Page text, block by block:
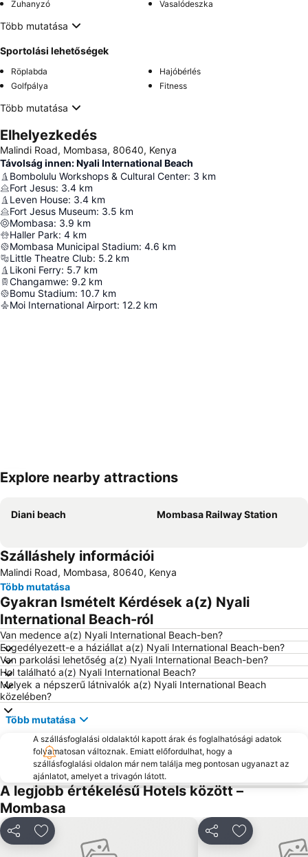
Zuhanyzó Vasalódeszka
Több mutatása
Sportolási lehetőségek
Röplabda
Hajóbérlés
Golfpálya
Fitness
Több mutatása
Elhelyezkedés
Malindi Road, Mombasa, 80640, Kenya
Távolság innen: Nyali International Beach
Bombolulu Workshops & Cultural Center: 3 km
Fort Jesus: 3.4 km
Leven House: 3.4 km
Fort Jesus Museum: 3.5 km
Mombasa: 3.9 km
Haller Park: 4 km
Mombasa Municipal Stadium: 4.6 km
Little Theatre Club: 5.2 km
Likoni Ferry: 5.7 km
Changamwe: 9.2 km
Bomu Stadium: 10.7 km
Moi International Airport: 12.2 km
Nagy méretű térkép
Explore nearby attractions
Diani beach Mombasa Railway Station
Szálláshely információi
Malindi Road, Mombasa, 80640, Kenya
Több mutatása
Gyakran Ismételt Kérdések a(z) Nyali
International Beach-ról
Van medence a(z) Nyali International Beach-ben?
Engedélyezett-e a háziállat a(z) Nyali International Beach-ben?
Van parkolási lehetőség a(z) Nyali International Beach-ben?
Hol található a(z) Nyali International Beach?
Melyek a népszerű látnivalók a(z) Nyali International Beach
közelében?
Több mutatása
A szállásfoglalási oldalaktól kapott árak és foglalhatósági adatok
folyamatosan változnak. Emiatt előfordulhat, hogy a
szállásfoglalási oldalon már nem találja meg pontosan ugyanazt az
ajánlatot, amelyet a trivagón látott.
A legjobb értékelésű Hotels között –
Mombasa
MegosztásHozzáadás a kedvencekhez MegosztásHozzáadás